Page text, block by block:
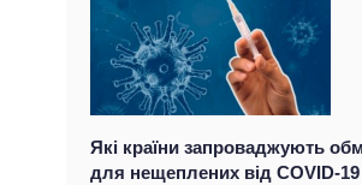
Які країни запроваджують
для нещеплених від COVID-19